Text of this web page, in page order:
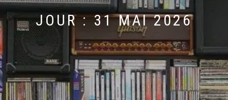
JOUR :31 MAI 2026